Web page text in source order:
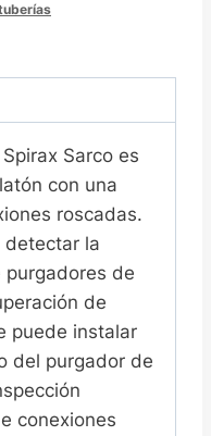
Sarco es
con una
roscadas.
detectar la
purgadores de
de
puede instalar
del purgador de
conexiones